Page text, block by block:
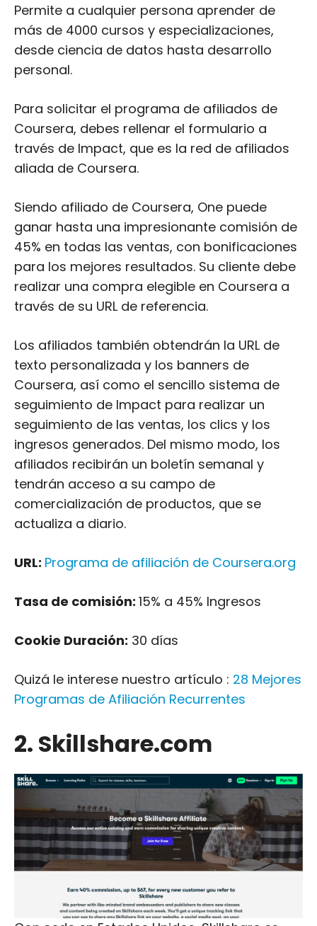
Permite a cualquier persona aprender de
más de 4000 cursos y especializaciones,
desde ciencia de datos hasta desarrollo
personal.
Para solicitar el programa de afiliados de
Coursera, debes rellenar el formulario a
través de Impact, que es la red de afiliados
aliada de Coursera.
Siendo afiliado de Coursera, One puede
ganar hasta una impresionante comisión de
45% en todas las ventas, con bonificaciones
para los mejores resultados. Su cliente debe
realizar una compra elegible en Coursera a
través de su URL de referencia.
Los afiliados también obtendrán la URL de
texto personalizada y los banners de
Coursera, así como el sencillo sistema de
seguimiento de Impact para realizar un
seguimiento de las ventas, los clics y los
ingresos generados. Del mismo modo, los
afiliados recibirán un boletín semanal y
tendrán acceso a su campo de
comercialización de productos, que se
actualiza a diario.
URL: Programa de afiliación de Coursera.org
Tasa de comisión: 15% a 45% Ingresos
Cookie Duración: 30 días
Quizá le interese nuestro artículo : 28 Mejores
Programas de Afiliación Recurrentes
2. Skillshare.com